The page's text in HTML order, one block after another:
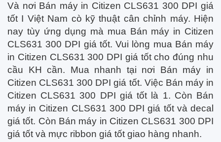
Và nơi Bán máy in Citizen CLS631 300 DPI giá
tốt I Việt Nam cò kỹ thuật cân chỉnh máy. Hiện
nay tùy ứng dụng mà mua Bán máy in Citizen
CLS631 300 DPI giá tốt. Vui lòng mua Bán máy
in Citizen CLS631 300 DPI giá tốt cho đúng nhu
cầu KH cần. Mua nhanh tại nơi Bán máy in
Citizen CLS631 300 DPI giá tốt. Việc Bán máy in
Citizen CLS631 300 DPI giá tốt là 1. Còn Bán
máy in Citizen CLS631 300 DPI giá tốt và decal
giá tốt. Còn Bán máy in Citizen CLS631 300 DPI
giá tốt và mực ribbon giá tốt giao hàng nhanh.